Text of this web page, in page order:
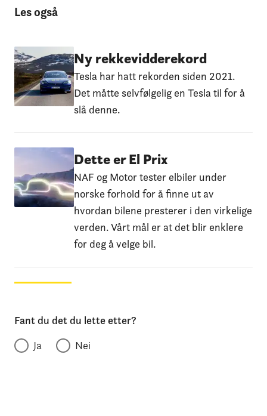
Les også
Ny rekkevidderekord
Tesla har hatt rekorden siden 2021.
Det måtte selvfølgelig en Tesla til for å
slå denne.
Dette er El Prix
NAF og Motor tester elbiler under
norske forhold for å finne ut av
hvordan bilene presterer i den virkelige
verden. Vårt mål er at det blir enklere
for deg å velge bil.
Fant du det du lette etter?
Ja
Nei